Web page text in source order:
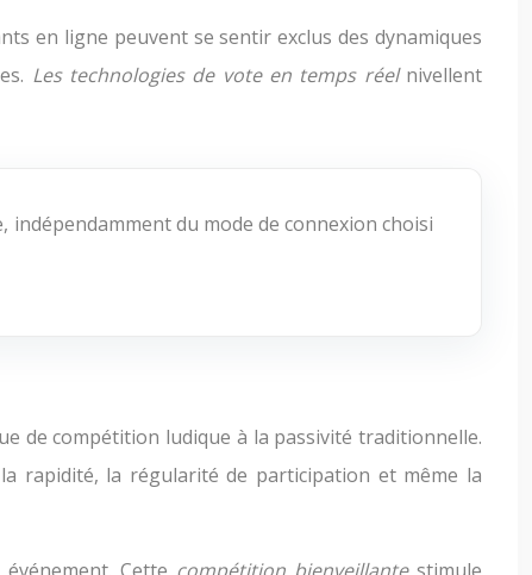
en ligne peuvent se sentir exclus des dynamiques
Les technologies de vote en temps réel nivellent
indépendamment du mode de connexion choisi
de compétition ludique à la passivité traditionnelle.
rapidité, la régularité de participation et même la